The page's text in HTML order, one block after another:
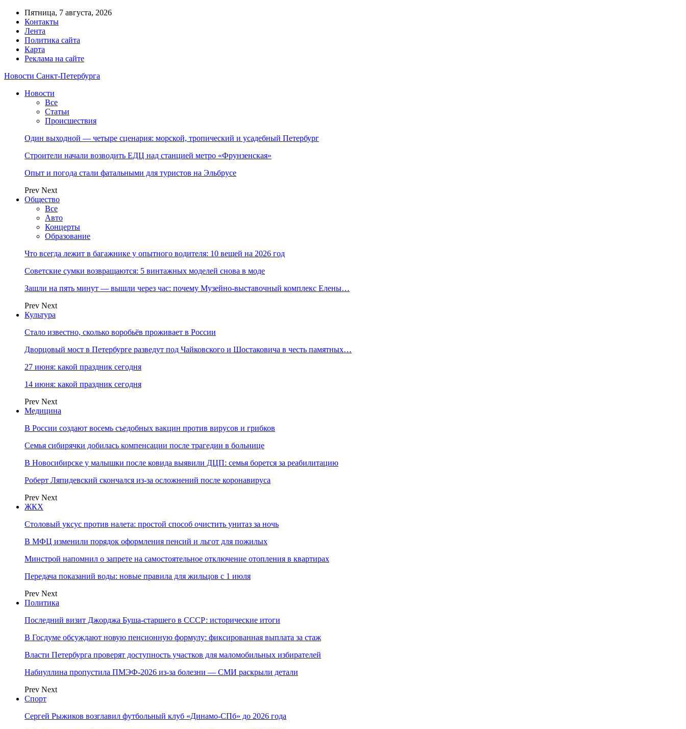
Пятница, 7 августа, 2026
Контакты
Лента
Политика сайта
Карта
Реклама на сайте
Новости Санкт-Петербурга
Новости
Все
Статьи
Происшествия
Один выходной — четыре сценария: морской, тропический и усадебный Петербург
Строители начали возводить ЕДЦ над станцией метро «Фрунзенская»
Опыт и погода стали фатальными для туристов на Эльбрусе
Prev Next
Общество
Все
Авто
Концерты
Образование
Что всегда лежит в багажнике у опытного водителя: 10 вещей на 2026 год
Советские сумки возвращаются: 5 винтажных моделей снова в моде
Зашли на пять минут — вышли через час: почему Музейно-выставочный комплекс Елены…
Prev Next
Культура
Стало известно, сколько воробьёв проживает в России
Дворцовый мост в Петербурге разведут под Чайковского и Шостаковича в честь памятных…
27 июня: какой праздник сегодня
14 июня: какой праздник сегодня
Prev Next
Медицина
В России создают восемь съедобных вакцин против вирусов и грибков
Семья сибирячки добилась компенсации после трагедии в больнице
В Новосибирске у малышки после ковида выявили ДЦП: семья борется за реабилитацию
Роберт Ляпидевский скончался из-за осложнений после коронавируса
Prev Next
ЖКХ
Столовый уксус против налета: простой способ очистить унитаз за ночь
В МФЦ изменили порядок оформления пенсий и льгот для пожилых
Минстрой напомнил о запрете на самостоятельное отключение отопления в квартирах
Передача показаний воды: новые правила для жильцов с 1 июля
Prev Next
Политика
Последний визит Джорджа Буша-старшего в СССР: исторические итоги
В Госдуме обсуждают новую пенсионную формулу: фиксированная выплата за стаж
Власти Петербурга проверят доступность участков для маломобильных избирателей
Набиуллина пропустила ПМЭФ-2026 из-за болезни — СМИ раскрыли детали
Prev Next
Спорт
Сергей Рыжиков возглавил футбольный клуб «Динамо-СПб» до 2026 года